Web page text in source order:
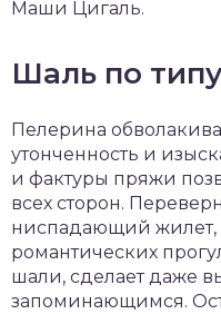
Маши Цигаль.
Шаль по
Пелерина
утонченность и
и фактуры пряжи
всех сторон.
ниспадающий
романтических
шали, сделает даже
запоминающимся.